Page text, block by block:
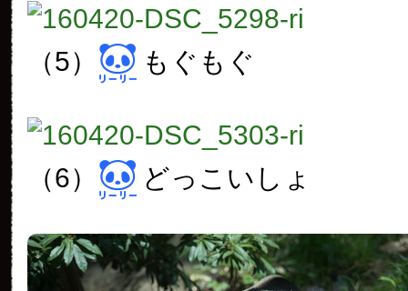
（5） もぐもぐ
（6） どっこいしょ